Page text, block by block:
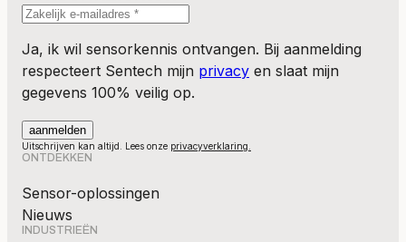
Ja, ik wil sensorkennis ontvangen. Bij aanmelding
respecteert Sentech mijn privacy en slaat mijn
gegevens 100% veilig op.
Uitschrijven kan altijd. Lees onze privacyverklaring.
ONTDEKKEN
Sensor-oplossingen
Nieuws
INDUSTRIEËN